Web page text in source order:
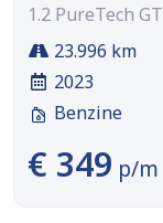
1.2 PureTech GT
23.996 km
2023
Benzine
€ 349 p/m